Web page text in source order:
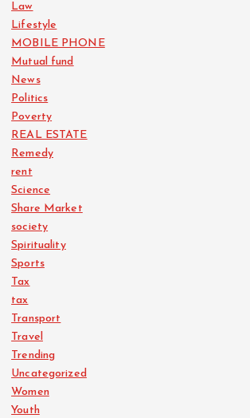
Law
Lifestyle
MOBILE PHONE
Mutual fund
News
Politics
Poverty
REAL ESTATE
Remedy
rent
Science
Share Market
society
Spirituality
Sports
Tax
tax
Transport
Travel
Trending
Uncategorized
Women
Youth